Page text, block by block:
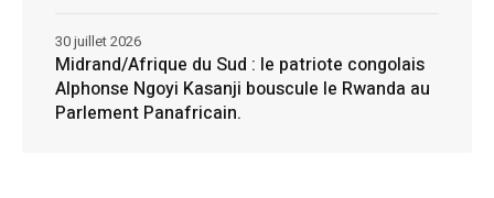
Midrand/Afrique du Sud : le patriote congolais
Alphonse Ngoyi Kasanji bouscule le Rwanda au
Parlement Panafricain.
30 juillet 2026